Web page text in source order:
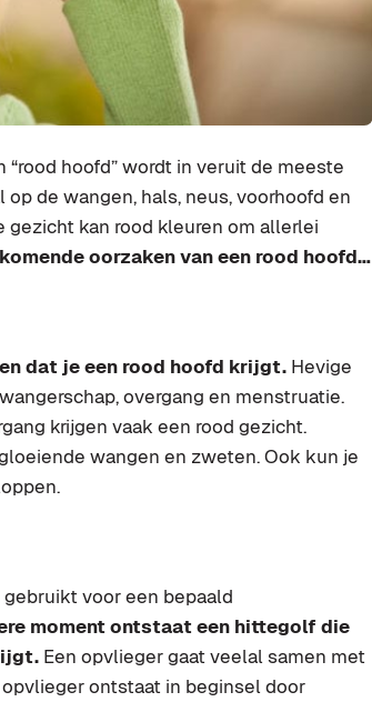
hoofd” wordt in veruit de meeste
de wangen, hals, neus, voorhoofd en
gezicht kan rood kleuren om allerlei
oorzaken van een rood hoofd…
dat je een rood hoofd krijgt. Hevige
overgang en menstruatie.
krijgen vaak een rood gezicht.
wangen en zweten. Ook kun je
gebruikt voor een bepaald
moment ontstaat een hittegolf die
Een opvlieger gaat veelal samen met
ontstaat in beginsel door